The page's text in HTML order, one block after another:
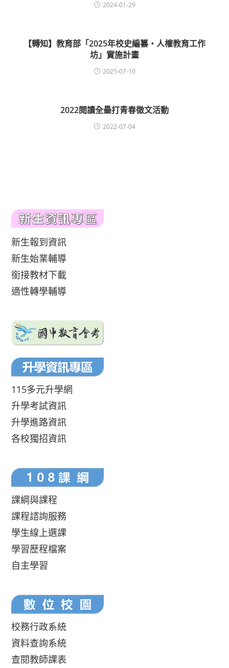
2024-01-29
【轉知】教育部「2025年校史編纂‧人權教育工作
坊」實施計畫
2025-07-10
2022閱讀全壘打青春徵文活動
2022-07-04
新生報到資訊
新生始業輔導
銜接教材下載
適性轉學輔導
115多元升學網
升學考試資訊
升學進路資訊
各校獨招資訊
課綱與課程
課程諮詢服務
學生線上選課
學習歷程檔案
自主學習
校務行政系統
資料查詢系統
查閱教師課表